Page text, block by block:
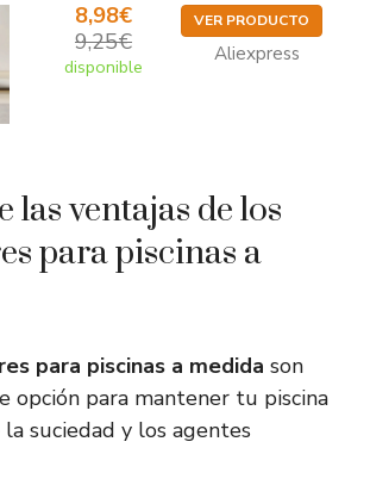
8,98€
9,25€
disponible
VER PRODUCTO
Aliexpress
las ventajas de los
para piscinas a
para piscinas a medida son
opción para mantener tu piscina
suciedad y los agentes